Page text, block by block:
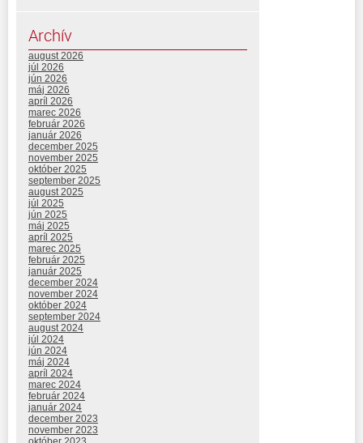
Archív
august 2026
júl 2026
jún 2026
máj 2026
apríl 2026
marec 2026
február 2026
január 2026
december 2025
november 2025
október 2025
september 2025
august 2025
júl 2025
jún 2025
máj 2025
apríl 2025
marec 2025
február 2025
január 2025
december 2024
november 2024
október 2024
september 2024
august 2024
júl 2024
jún 2024
máj 2024
apríl 2024
marec 2024
február 2024
január 2024
december 2023
november 2023